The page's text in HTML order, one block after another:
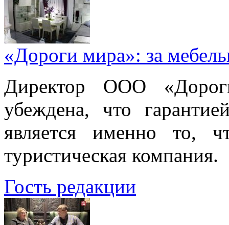
«Дороги мира»: за
Директор ООО
убеждена, что
является именно то,
туристическая компания.
Гость редакции